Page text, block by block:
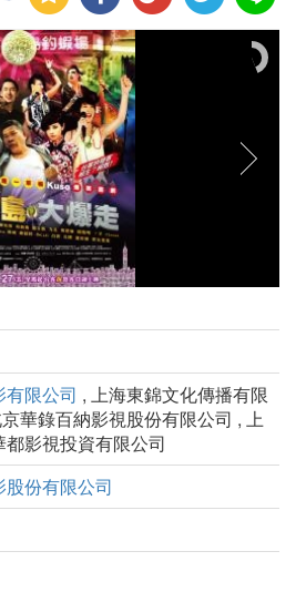
限公司 , 上海東錦文化傳播有限
華錄百納影視股份有限公司 , 上
都影視投資有限公司
股份有限公司